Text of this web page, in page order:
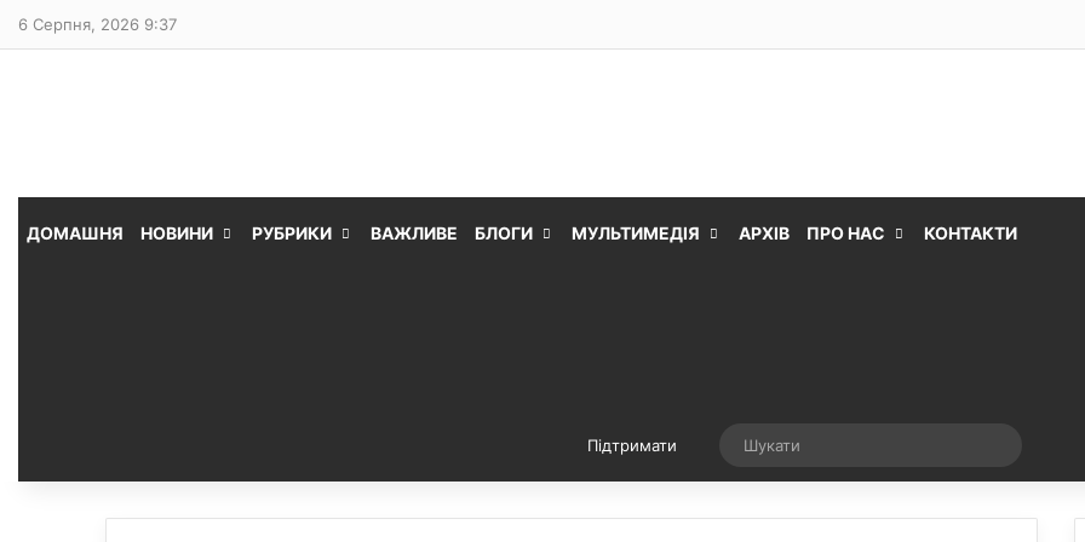
6 Серпня, 2026 9:37
ДОМАШНЯ НОВИНИ РУБРИКИ ВАЖЛИВЕ БЛОГИ МУЛЬТИМЕДІЯ АРХІВ ПРО НАС КОНТАКТИ
Підтримати Випадкова стаття